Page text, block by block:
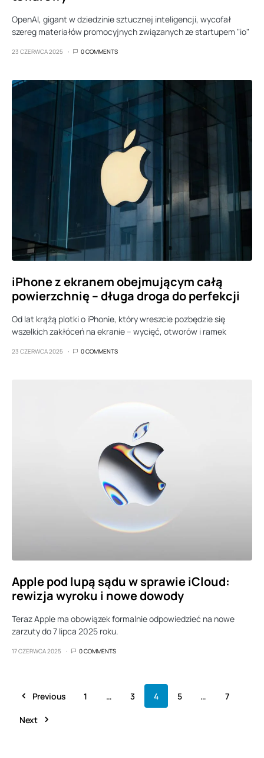
OpenAI, gigant w dziedzinie sztucznej inteligencji, wycofał
szereg materiałów promocyjnych związanych ze startupem "io"
23 CZERWCA 2025 0 COMMENTS
iPhone z ekranem obejmującym całą
powierzchnię – długa droga do perfekcji
Od lat krążą plotki o iPhonie, który wreszcie pozbędzie się
wszelkich zakłóceń na ekranie – wycięć, otworów i ramek
23 CZERWCA 2025 0 COMMENTS
Apple pod lupą sądu w sprawie iCloud:
rewizja wyroku i nowe dowody
Teraz Apple ma obowiązek formalnie odpowiedzieć na nowe
zarzuty do 7 lipca 2025 roku.
17 CZERWCA 2025 0 COMMENTS
Previous 1 … 3 4 5 … 7
Next